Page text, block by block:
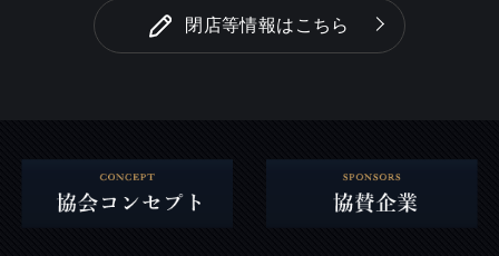
閉店等情報はこちら